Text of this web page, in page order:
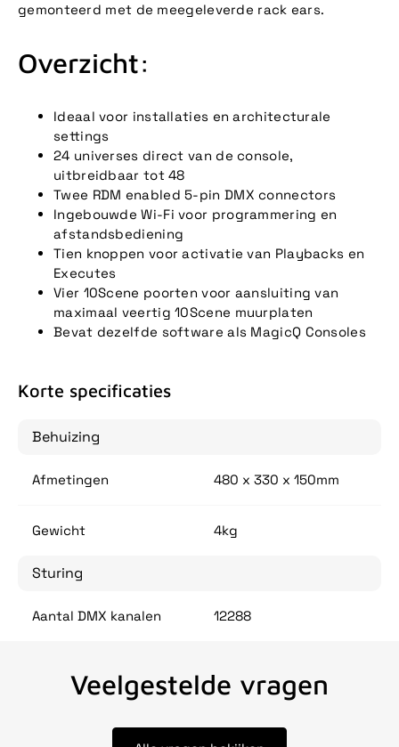
gemonteerd met de meegeleverde rack ears.
Overzicht:
Ideaal voor installaties en architecturale
settings
24 universes direct van de console,
uitbreidbaar tot 48
Twee RDM enabled 5-pin DMX connectors
Ingebouwde Wi-Fi voor programmering en
afstandsbediening
Tien knoppen voor activatie van Playbacks en
Executes
Vier 10Scene poorten voor aansluiting van
maximaal veertig 10Scene muurplaten
Bevat dezelfde software als MagicQ Consoles
Korte specificaties
Behuizing
Afmetingen 480 x 330 x 150mm
Gewicht 4kg
Sturing
Aantal DMX kanalen 12288
Veelgestelde vragen